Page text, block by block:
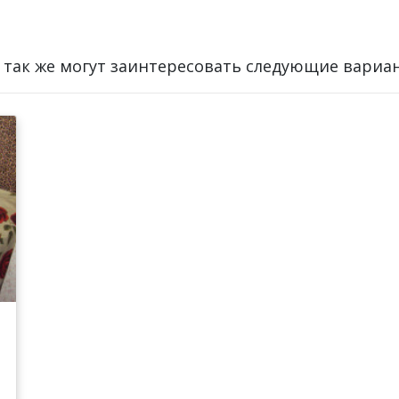
так же могут заинтересовать следующие